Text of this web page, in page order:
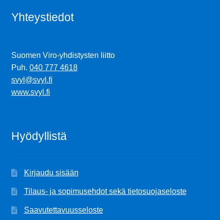
Yhteystiedot
Suomen Viro-yhdistysten liitto
Puh. 040 777 4618
svyl@svyl.fi
www.svyl.fi
Hyödyllistä
Kirjaudu sisään
Tilaus- ja sopimusehdot sekä tietosuojaseloste
Saavutettavuusseloste